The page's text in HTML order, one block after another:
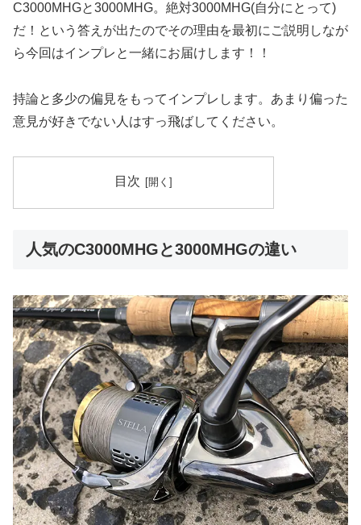
C3000MHGと3000MHG。絶対3000MHG(自分にとって)
だ！という答えが出たのでその理由を最初にご説明しなが
ら今回はインプレと一緒にお届けします！！
持論と多少の偏見をもってインプレします。あまり偏った
意見が好きでない人はすっ飛ばしてください。
目次
人気のC3000MHGと3000MHGの違い